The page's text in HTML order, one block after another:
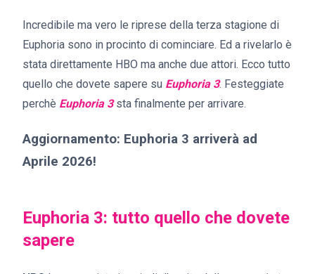
Incredibile ma vero le riprese della terza stagione di
Euphoria sono in procinto di cominciare. Ed a rivelarlo è
stata direttamente HBO ma anche due attori. Ecco tutto
quello che dovete sapere su Euphoria 3. Festeggiate
perchè Euphoria 3sta finalmente per arrivare.
Aggiornamento: Euphoria 3 arriverà ad
Aprile 2026!
Euphoria 3: tutto quello che dovete
sapere